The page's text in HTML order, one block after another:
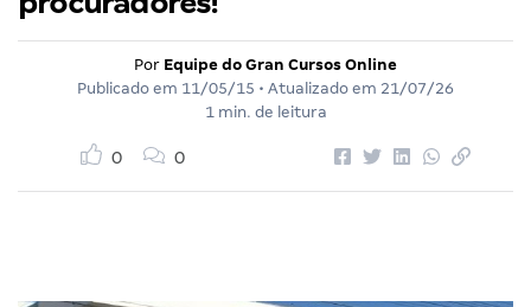
Por Equipe do Gran Cursos Online
Publicado em 11/05/15 • Atualizado em 21/07/26
1 min. de leitura
0 0